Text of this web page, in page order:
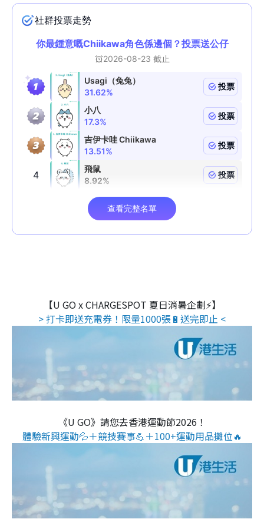
【U GO x CHARGESPOT 夏日消暑企劃⚡】
> 打卡即送充電券！限量1000張🔋送完即止 <
《U GO》請您去香港運動節2026！
體驗新興運動💦＋競技賽事💪＋100+運動用品攤位🔥